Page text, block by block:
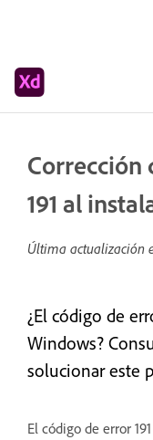
Corrección
191 al
Última actualización
¿El código de
Windows?
solucionar este
El código de error